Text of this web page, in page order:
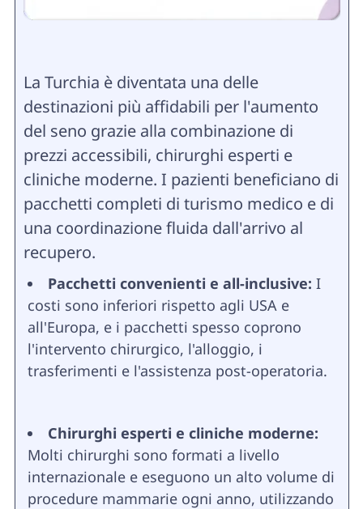
La Turchia è diventata una delle
destinazioni più affidabili per l'aumento
del seno grazie alla combinazione di
prezzi accessibili, chirurghi esperti e
cliniche moderne. I pazienti beneficiano di
pacchetti completi di turismo medico e di
una coordinazione fluida dall'arrivo al
recupero.
Pacchetti convenienti e all-inclusive: I
costi sono inferiori rispetto agli USA e
all'Europa, e i pacchetti spesso coprono
l'intervento chirurgico, l'alloggio, i
trasferimenti e l'assistenza post-operatoria.
Chirurghi esperti e cliniche moderne:
Molti chirurghi sono formati a livello
internazionale e eseguono un alto volume di
procedure mammarie ogni anno, utilizzando